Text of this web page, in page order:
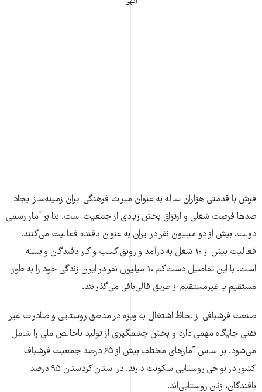
فرش با قدمتی هزاران ساله به عنوان میراث فرهنگی ایران زمینه‌ساز ایجاد
صدها فرصت شغلی و ارتزاق بخش زیادی از جمعیت است. بنا بر آمار رسمی
دولت، بیش از دو میلیون نفر در ایران به عنوان بافنده فعالیت می‌کنند.
فعالیت بیش از ۱۰ شغل به درآمد و رونق کسب و کار بافندگان وابسته
است. با این تفاصیل دست‌کم ۱۰ میلیون نفر در ایران زندگی خود را به طور
مستقیم یا غیرمستقیم از طریق قالی‌بافی می‌گذرانند.
صنعت فرشبافی از لحاظ اشتغال به ویژه در مناطق روستایی و صادرات غیر
نفتی جایگاه مهمی دارد و بخش چشمگیری از تولید ناخالص ملی را شامل
می‌شود. بر اساس آمارهای مختلف بیش از ۶۵ درصد جمعیت فرشباف
کشور در نواحی روستایی سکونت دارند. در استان کردستان ۹۵ درصد
بافندگان، زنان روستایی‌اند.